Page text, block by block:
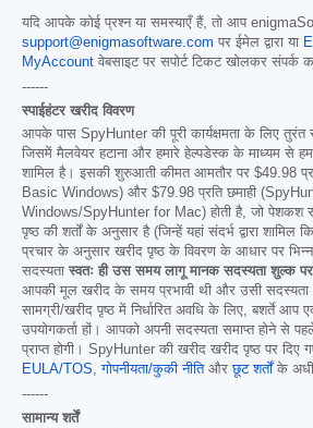
यदि आपके कोई प्रश्न या समस्याएँ हैं, तो आप
support@enigmasoftware.com पर ईमेल द्वारा या
MyAccount वेबसाइट पर सपोर्ट टिकट खोलकर संपर्क
------
स्पाईहंटर खरीद विवरण
आपके पास SpyHunter की पूरी कार्यक्षमता के लिए तुरंत
जिसमें मैलवेयर हटाना और हमारे हेल्पडेस्क के माध्यम से
शामिल है। इसकी शुरुआती कीमत आमतौर पर $49.98
Basic Windows) और $79.98 प्रति छमाही
Windows/SpyHunter for Mac) होती है, जो पेशकश
पृष्ठ की शर्तों के अनुसार है (जिन्हें यहां संदर्भ द्वारा शामिल
प्रचार के अनुसार खरीद पृष्ठ के विवरण के आधार पर
सदस्यता स्वतः ही उस समय लागू मानक सदस्यता शुल्क पर
आपकी मूल खरीद के समय प्रभावी थी और उसी सदस्यता
सामग्री/खरीद पृष्ठ में निर्धारित अवधि के लिए, बशर्ते आप
उपयोगकर्ता हों। आपको अपनी सदस्यता समाप्त होने से
प्राप्त होगी। SpyHunter की खरीद खरीद पृष्ठ पर दिए
EULA/TOS,गोपनीयता/कुकी नीतिऔरछूट शर्तोंके
------
सामान्य शर्तें